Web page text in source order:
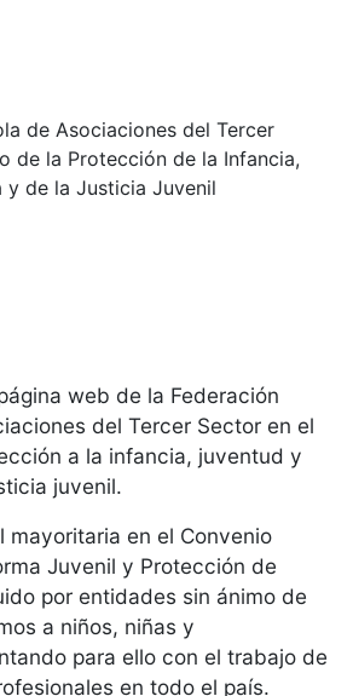
de Asociaciones del Tercer
de la Protección de la Infancia,
y de la Justicia Juvenil
web de la Federación
del Tercer Sector en el
a la infancia, juventud y
juvenil.
mayoritaria en el Convenio
Juvenil y Protección de
por entidades sin ánimo de
a niños, niñas y
para ello con el trabajo de
en todo el país.